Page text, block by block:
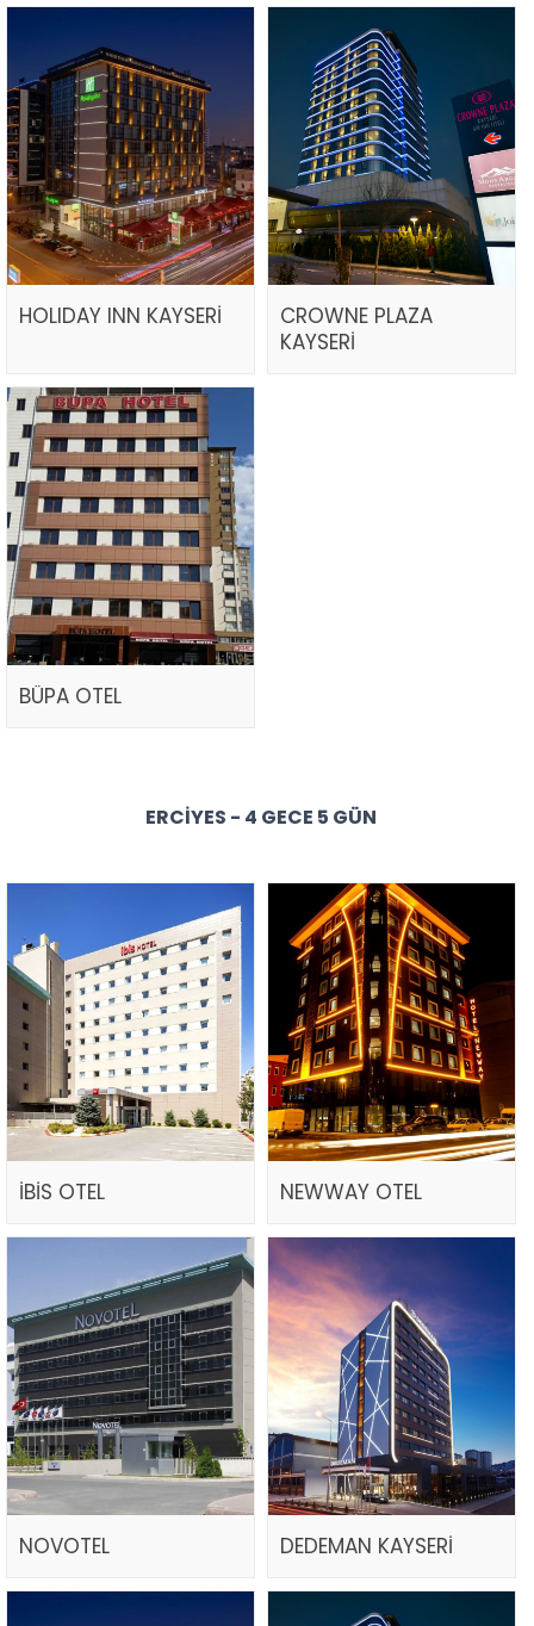
HOLIDAY INN KAYSERİ
CROWNE PLAZA
KAYSERİ
BÜPA OTEL
ERCIYES - 4 GECE 5 GÜN
İBİS OTEL NEWWAY OTEL
NOVOTEL DEDEMAN KAYSERİ